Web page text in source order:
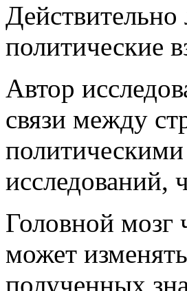
Действительно
политические
Автор
связи между
исследований,
Головной мозг
может
полученных